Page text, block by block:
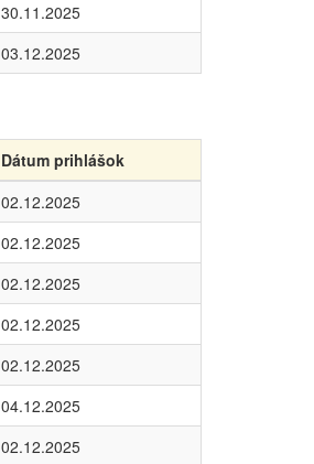
30.11.2025
03.12.2025
Dátum prihlášok
02.12.2025
02.12.2025
02.12.2025
02.12.2025
02.12.2025
04.12.2025
02.12.2025